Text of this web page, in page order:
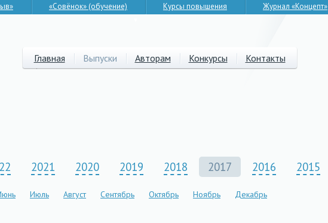
«Совёнок» (обучение) Курсы повышения Журнал «Концепт»
Главная Выпуски Авторам Конкурсы Контакты
2021 2020 2019 2018 2017 2016 2015
Июль Август Сентябрь Октябрь Ноябрь Декабрь